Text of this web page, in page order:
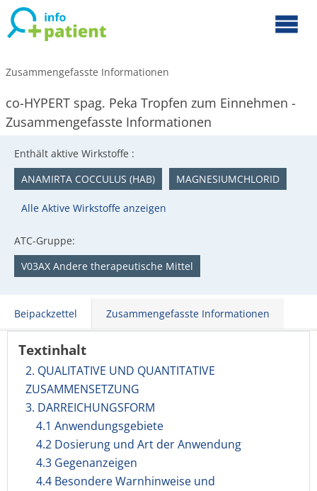
Zusammengefasste Informationen
co-HYPERT spag. Peka Tropfen zum Einnehmen -
Zusammengefasste Informationen
Enthält aktive Wirkstoffe :
ANAMIRTA COCCULUS (HAB)
MAGNESIUMCHLORID
Alle Aktive Wirkstoffe anzeigen
ATC-Gruppe:
V03AX Andere therapeutische Mittel
Beipackzettel Zusammengefasste Informationen
Textinhalt
2. QUALITATIVE UND QUANTITATIVE
ZUSAMMENSETZUNG
3. DARREICHUNGSFORM
4.1 Anwendungsgebiete
4.2 Dosierung und Art der Anwendung
4.3 Gegenanzeigen
4.4 Besondere Warnhinweise und